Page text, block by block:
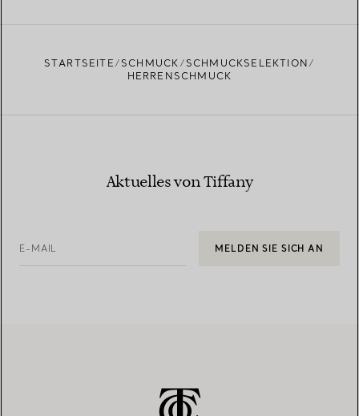
STARTSEITE SCHMUCK
SCHMUCKSELEKTION
HERRENSCHMUCK
Aktuelles von Tiffany
E-MAIL MELDEN SIE SICH AN